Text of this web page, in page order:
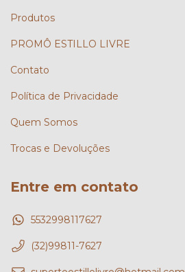
Produtos
PROMÔ ESTILLO LIVRE
Contato
Política de Privacidade
Quem Somos
Trocas e Devoluções
Entre em contato
5532998117627
(32)99811-7627